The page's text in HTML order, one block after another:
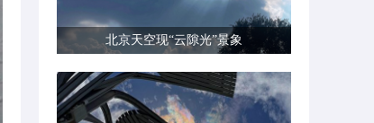
北京天空现“云隙光”景象